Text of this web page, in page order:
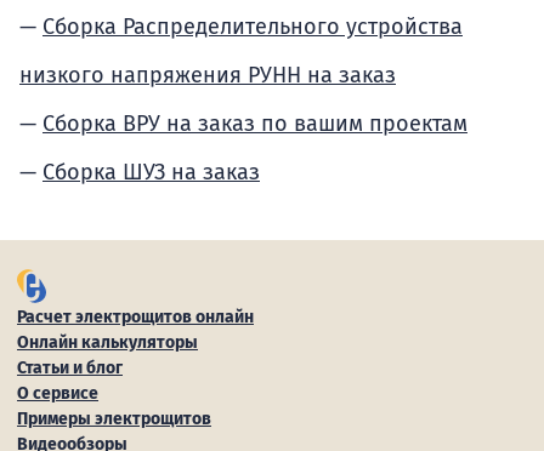
Сборка Распределительного устройства
низкого напряжения РУНН на заказ
Сборка ВРУ на заказ по вашим проектам
Сборка ШУЗ на заказ
Расчет электрощитов онлайн
Онлайн калькуляторы
Статьи и блог
О сервисе
Примеры электрощитов
Видеообзоры